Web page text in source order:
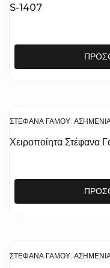
S-1407
ΣΤΈΦΑΝΑ ΓΆΜΟΥ
Χειροποίητα Στέφανα
ΣΤΈΦΑΝΑ ΓΆΜΟΥ